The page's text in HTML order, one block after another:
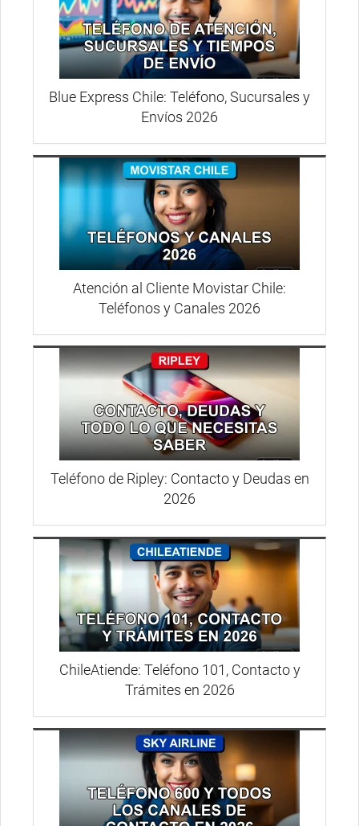
Blue Express Chile: Teléfono, Sucursales y
Envíos 2026
Atención al Cliente Movistar Chile:
Teléfonos y Canales 2026
Teléfono de Ripley: Contacto y Deudas en
2026
ChileAtiende: Teléfono 101, Contacto y
Trámites en 2026